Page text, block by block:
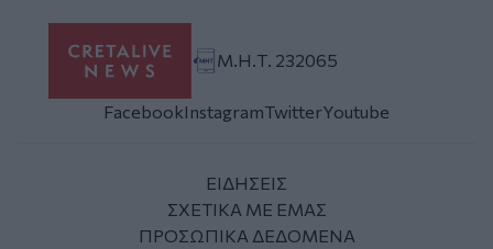
Μ.Η.Τ. 232065
FacebookInstagramTwitterYoutube
ΕΙΔΗΣΕΙΣ
ΣΧΕΤΙΚΑ ΜΕ ΕΜΑΣ
ΠΡΟΣΩΠΙΚΑ ΔΕΔΟΜΕΝΑ